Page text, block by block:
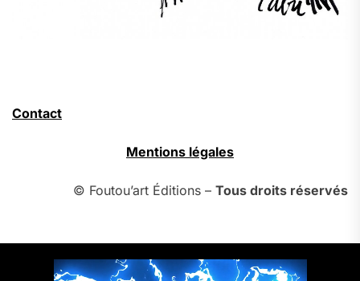
Contact
Mentions légales
© Foutou’art Éditions – Tous droits réservés